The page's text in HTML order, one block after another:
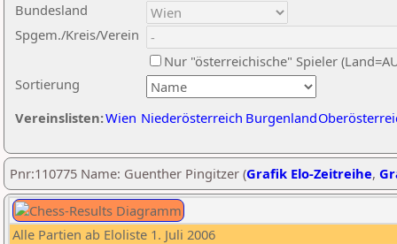
Sortierung
Bundesland
Spgem./Kreis/Verein
Nur "österreichische" Spieler
Vereinslisten:Wien Niederösterreich Burgenland
Pnr:110775 Name: Guenther Pingitzer (Grafik Elo-Zeitreihe,
Alle Partien ab Eloliste 1. Juli 2006